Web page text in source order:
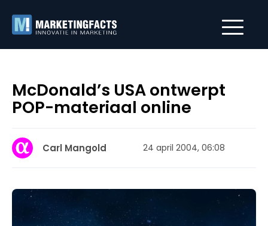
McDonald’s USA ontwerpt
POP-materiaal online
Carl Mangold 24 april 2004, 06:08